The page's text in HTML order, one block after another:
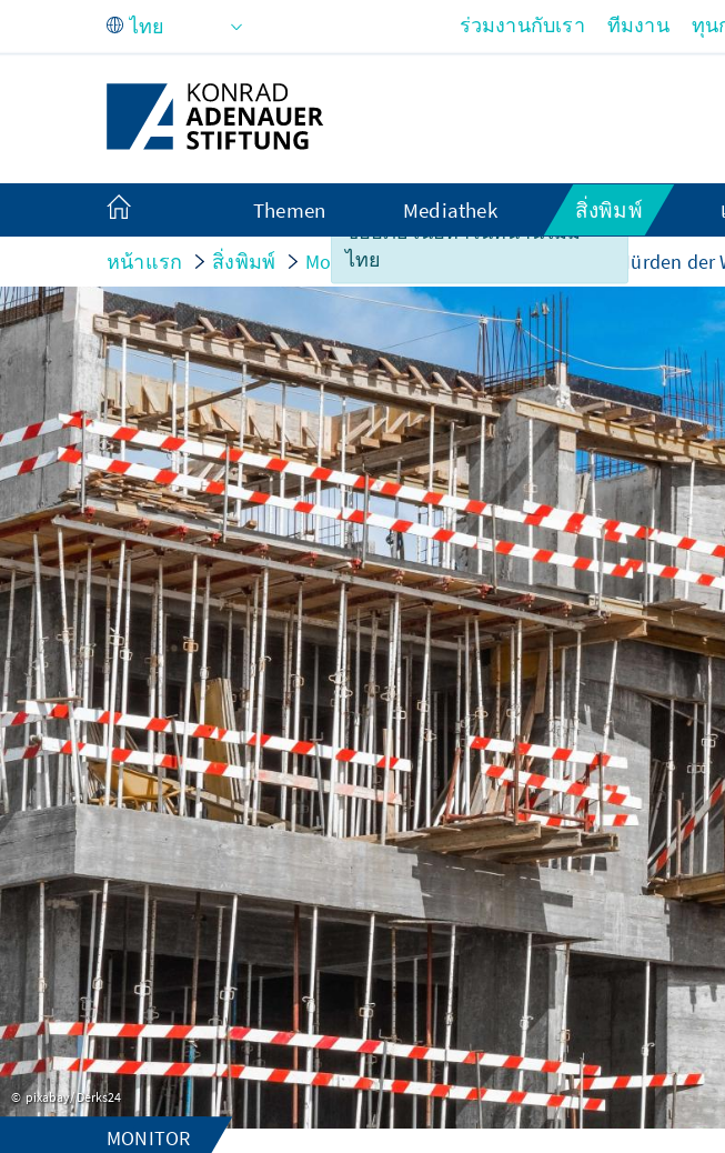
Skip to Main Content
ขออภัย เนื้อหาในหน้านี้ไม่มี
ไทย
ร่วมงานกับเรา ทีมงาน ทุน
Themen Mediathek สิ่งพิมพ์
หน้าแรก สิ่งพิมพ์ Monitor Planen, Bauen, Wohnen. Hürden
pixabay/ Derks24
MONITOR